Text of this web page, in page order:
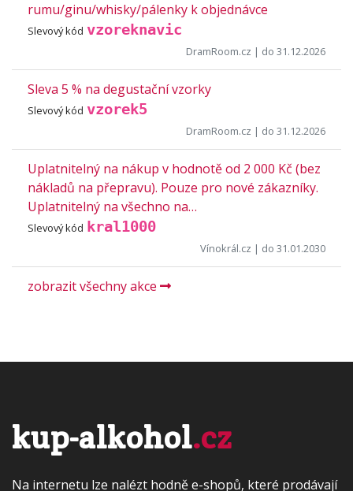
rumu/ginu/whisky/pálenky k objednávce
Slevový kód vzoreknavic
DramRoom.cz | do 31.12.2026
Sleva 5 % na degustační vzorky
Slevový kód vzorek5
DramRoom.cz | do 31.12.2026
Uplatnitelný na nákup v hodnotě od 2 000 Kč (bez
nákladů na přepravu). Pouze pro nové zákazníky.
Uplatnitelný na všechno na…
Slevový kód kral1000
Vínokrál.cz | do 31.01.2030
zobrazit všechny akce
kup-alkohol.cz
Na internetu lze nalézt hodně e-shopů, které prodávají